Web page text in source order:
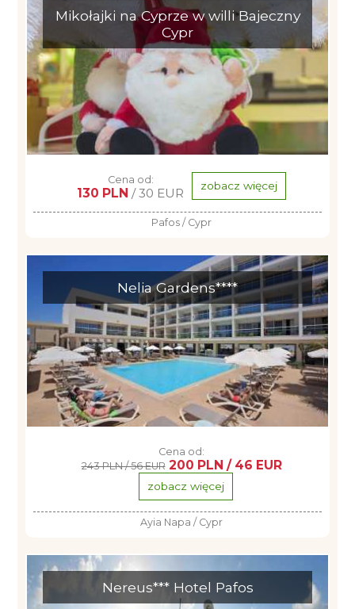
Mikołajki na Cyprze w willi Bajeczny
Cypr
Cena od:
130 PLN / 30 EUR zobacz więcej
Pafos / Cypr
Nelia Gardens****
Cena od:
243 PLN / 56 EUR 200 PLN / 46 EUR
zobacz więcej
Ayia Napa / Cypr
Nereus*** Hotel Pafos